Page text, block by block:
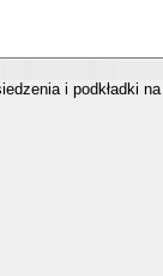
i podkładki na